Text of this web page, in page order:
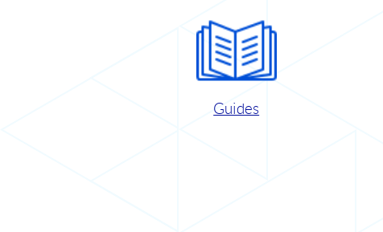
Guides